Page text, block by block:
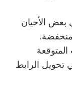
الأحيان
تحويل الرابط